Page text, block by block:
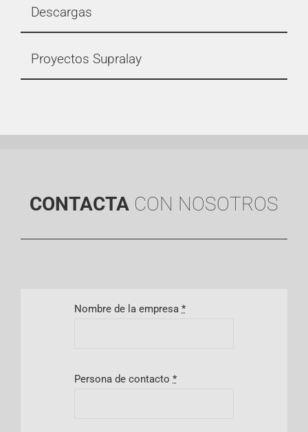
Descargas
Proyectos Supralay
CONTACTA CON NOSOTROS
Nombre de la empresa*
Persona de contacto*